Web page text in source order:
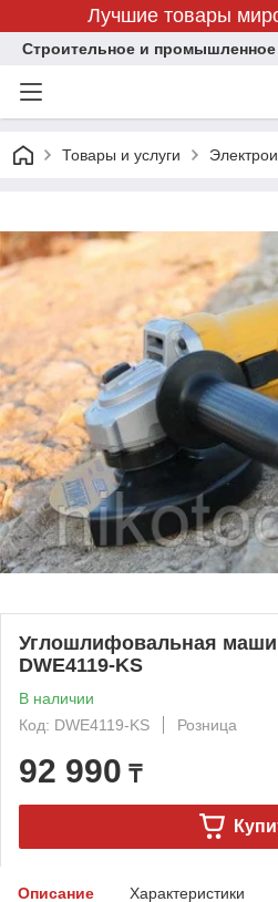
Лучшие товары
Строительное и
Товары и услуги
Углошлифовальная
DWE4119-KS
В наличии
Код: DWE4119-KS
Розница
92 990 ₸
Описание Характеристики